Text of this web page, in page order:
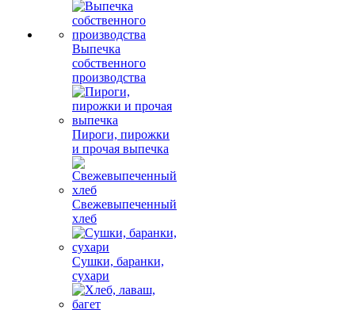
Выпечка
собственного
производства
Пироги, пирожки
и прочая выпечка
Свежевыпеченный
хлеб
Сушки, баранки,
сухари